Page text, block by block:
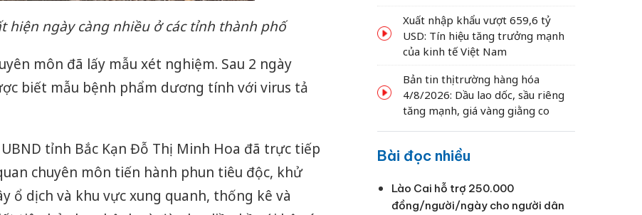
hiện ngày càng nhiều ở các tỉnh thành phố
môn đã lấy mẫu xét nghiệm. Sau 2 ngày
biết mẫu bệnh phẩm dương tính với virus tả
tỉnh Bắc Kạn Đỗ Thị Minh Hoa đã trực tiếp
chuyên môn tiến hành phun tiêu độc, khử
ổ dịch và khu vực xung quanh, thống kê và
Xuất nhập khẩu vượt 659,6 tỷ
USD: Tín hiệu tăng trưởng mạnh
của kinh tế Việt Nam
Bản tin thị trường hàng hóa
4/8/2026: Dầu lao dốc, sầu riêng
tăng mạnh, giá vàng giằng co
Bài đọc nhiều
Lào Cai hỗ trợ 250.000
đồng/người/ngày cho người dân